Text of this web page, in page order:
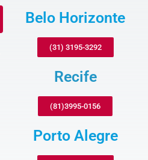
Belo Horizonte
(31) 3195-3292
Recife
(81)3995-0156
Porto Alegre